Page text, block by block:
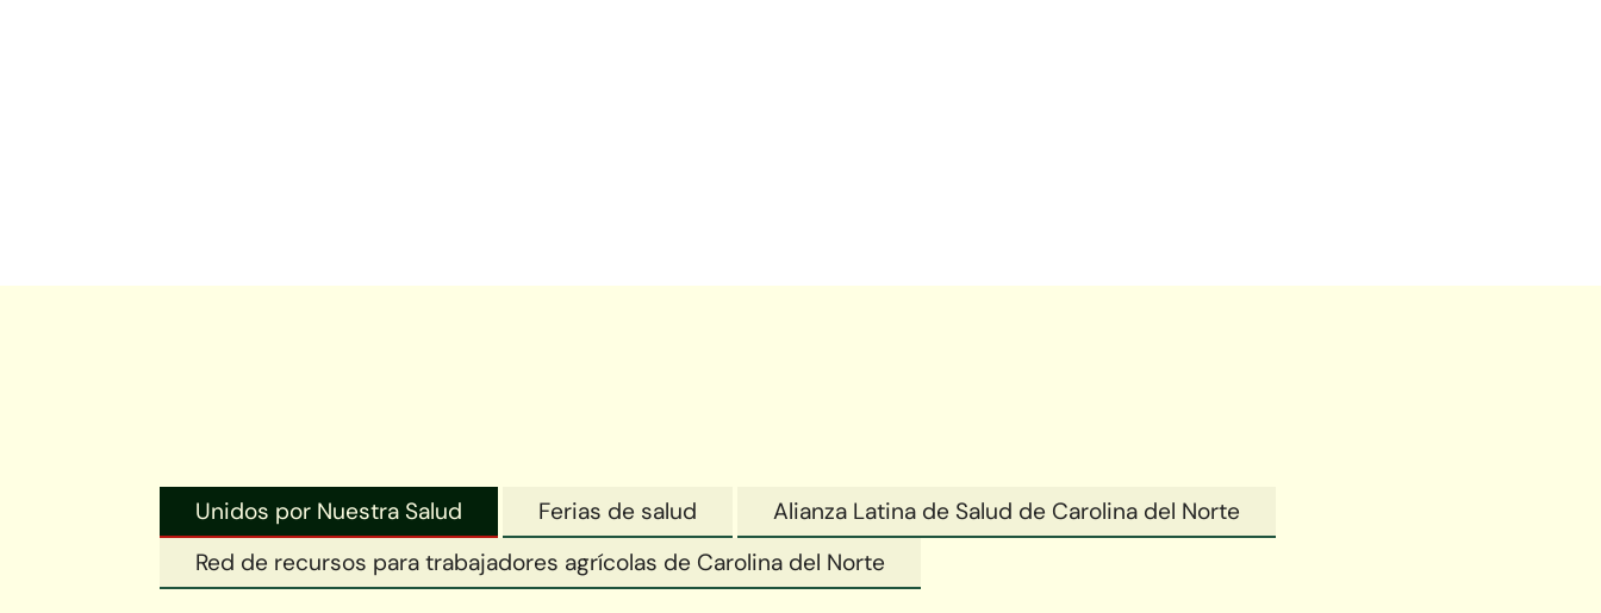
Unidos por Nuestra Salud Ferias de salud
Alianza Latina de Salud de Carolina del Norte
Red de recursos para trabajadores agrícolas de Carolina del Norte